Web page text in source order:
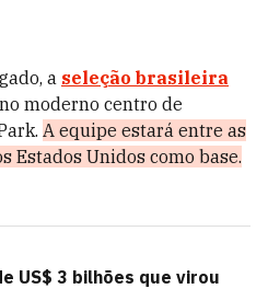
a seleção brasileira
moderno centro de
A equipe estará entre as
Estados Unidos como base.
US$ 3 bilhões que virou